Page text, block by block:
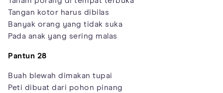
Tangan kotor harus dibilas
Banyak orang yang tidak suka
Pada anak yang sering malas
Pantun 28
Buah blewah dimakan tupai
Peti dibuat dari pohon pinang